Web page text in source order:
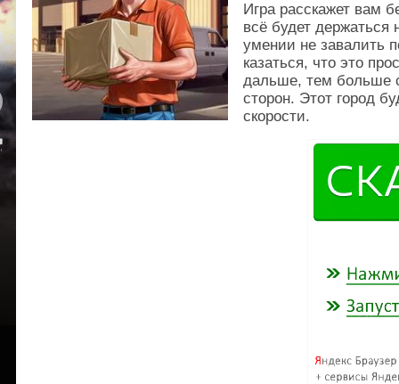
Игра расскажет вам
всё будет
умении не завалить
казаться, что это
дальше, тем больше
сторон. Этот город
скорости.